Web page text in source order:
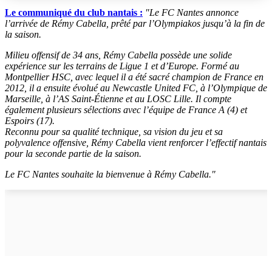
Le communiqué du club nantais : "Le FC Nantes annonce
l’arrivée de Rémy Cabella, prêté par l’Olympiakos jusqu’à la fin de
la saison.
Milieu offensif de 34 ans, Rémy Cabella possède une solide
expérience sur les terrains de Ligue 1 et d’Europe. Formé au
Montpellier HSC, avec lequel il a été sacré champion de France en
2012, il a ensuite évolué au Newcastle United FC, à l’Olympique de
Marseille, à l’AS Saint-Étienne et au LOSC Lille. Il compte
également plusieurs sélections avec l’équipe de France A (4) et
Espoirs (17).
Reconnu pour sa qualité technique, sa vision du jeu et sa
polyvalence offensive, Rémy Cabella vient renforcer l’effectif nantais
pour la seconde partie de la saison.
Le FC Nantes souhaite la bienvenue à Rémy Cabella."